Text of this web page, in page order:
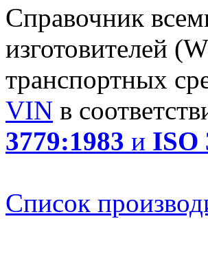
Справочник
изготовителей
транспортных
VIN в
3779:1983 и ISO
Список